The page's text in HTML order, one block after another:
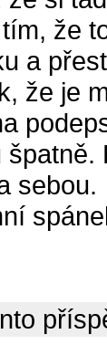
že
a
že je
sebou.